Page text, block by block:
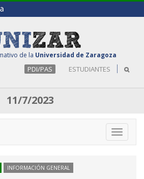
de la Universidad de Zaragoza
PDI/PAS ESTUDIANTES
11/7/2023
Toggle
INFORMACIÓN GENERAL